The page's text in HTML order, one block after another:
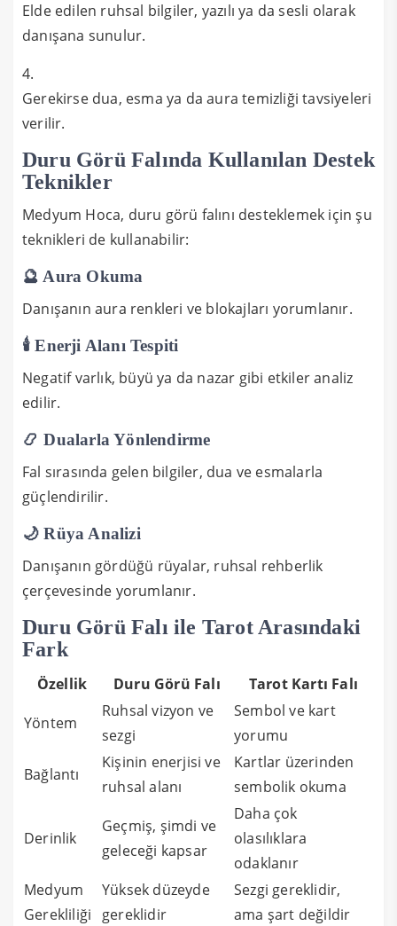
Elde edilen ruhsal bilgiler, yazılı ya da sesli olarak
danışana sunulur.
Gerekirse dua, esma ya da aura temizliği tavsiyeleri
verilir.
Duru Görü Falında Kullanılan Destek
Teknikler
Medyum Hoca, duru görü falını desteklemek için şu
teknikleri de kullanabilir:
🔮 Aura Okuma
Danışanın aura renkleri ve blokajları yorumlanır.
🕯️ Enerji Alanı Tespiti
Negatif varlık, büyü ya da nazar gibi etkiler analiz
edilir.
📿 Dualarla Yönlendirme
Fal sırasında gelen bilgiler, dua ve esmalarla
güçlendirilir.
🌙 Rüya Analizi
Danışanın gördüğü rüyalar, ruhsal rehberlik
çerçevesinde yorumlanır.
Duru Görü Falı ile Tarot Arasındaki
Fark
Özellik Duru Görü Falı
Tarot Kartı Falı
Yöntem
Ruhsal vizyon ve
sezgi
Sembol ve kart
yorumu
Bağlantı
Kişinin enerjisi ve
ruhsal alanı
Kartlar üzerinden
sembolik okuma
Derinlik
Geçmiş, şimdi ve
geleceği kapsar
Daha çok
olasılıklara
odaklanır
Medyum
Gerekliliği
Yüksek düzeyde
gereklidir
Sezgi gereklidir,
ama şart değildir